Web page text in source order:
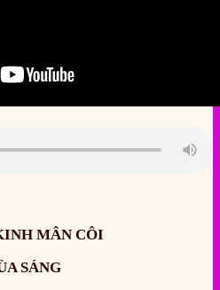
MÂN CÔI
SÁNG